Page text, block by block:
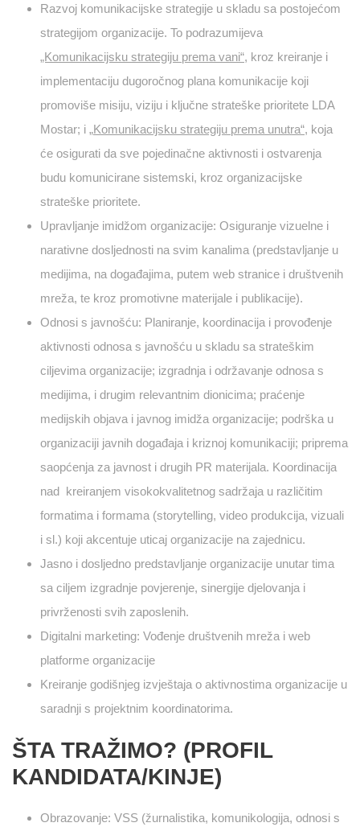
Razvoj komunikacijske strategije u skladu sa postojećom
strategijom organizacije. To podrazumijeva
„Komunikacijsku strategiju prema vani“, kroz kreiranje i
implementaciju dugoročnog plana komunikacije koji
promoviše misiju, viziju i ključne strateške prioritete LDA
Mostar; i „Komunikacijsku strategiju prema unutra“, koja
će osigurati da sve pojedinačne aktivnosti i ostvarenja
budu komunicirane sistemski, kroz organizacijske
strateške prioritete.
Upravljanje imidžom organizacije: Osiguranje vizuelne i
narativne dosljednosti na svim kanalima (predstavljanje u
medijima, na događajima, putem web stranice i društvenih
mreža, te kroz promotivne materijale i publikacije).
Odnosi s javnošću: Planiranje, koordinacija i provođenje
aktivnosti odnosa s javnošću u skladu sa strateškim
ciljevima organizacije; izgradnja i održavanje odnosa s
medijima, i drugim relevantnim dionicima; praćenje
medijskih objava i javnog imidža organizacije; podrška u
organizaciji javnih događaja i kriznoj komunikaciji; priprema
saopćenja za javnost i drugih PR materijala. Koordinacija
nad kreiranjem visokokvalitetnog sadržaja u različitim
formatima i formama (storytelling, video produkcija, vizuali
i sl.) koji akcentuje uticaj organizacije na zajednicu.
Jasno i dosljedno predstavljanje organizacije unutar tima
sa ciljem izgradnje povjerenje, sinergije djelovanja i
privrženosti svih zaposlenih.
Digitalni marketing: Vođenje društvenih mreža i web
platforme organizacije
Kreiranje godišnjeg izvještaja o aktivnostima organizacije u
saradnji s projektnim koordinatorima.
ŠTA TRAŽIMO? (PROFIL
KANDIDATA/KINJE)
Obrazovanje: VSS (žurnalistika, komunikologija, odnosi s